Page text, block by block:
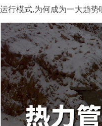
行模式,为何成为一大趋